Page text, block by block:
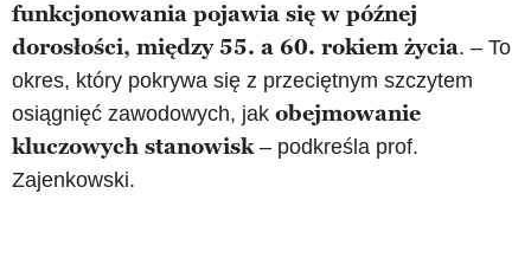
funkcjonowania pojawia się w późnej
dorosłości, między 55. a 60. rokiem życia. – To
okres, który pokrywa się z przeciętnym szczytem
osiągnięć zawodowych, jak obejmowanie
kluczowych stanowisk– podkreśla prof.
Zajenkowski.